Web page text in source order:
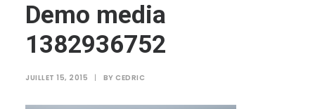
Demo media
1382936752
JUILLET 15, 2015 | BY CEDRIC